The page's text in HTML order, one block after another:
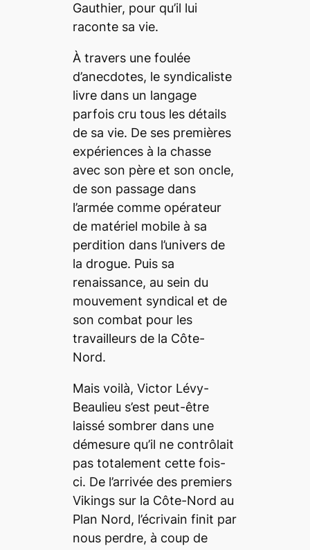
Gauthier, pour qu’il lui
raconte sa vie.
À travers une foulée
d’anecdotes, le syndicaliste
livre dans un langage
parfois cru tous les détails
de sa vie. De ses premières
expériences à la chasse
avec son père et son oncle,
de son passage dans
l’armée comme opérateur
de matériel mobile à sa
perdition dans l’univers de
la drogue. Puis sa
renaissance, au sein du
mouvement syndical et de
son combat pour les
travailleurs de la Côte-
Nord.
Mais voilà, Victor Lévy-
Beaulieu s’est peut-être
laissé sombrer dans une
démesure qu’il ne contrôlait
pas totalement cette fois-
ci. De l’arrivée des premiers
Vikings sur la Côte-Nord au
Plan Nord, l’écrivain finit par
nous perdre, à coup de